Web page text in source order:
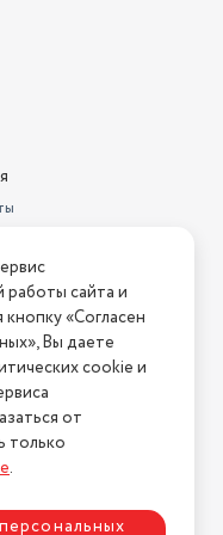
просмотр фото,
Li-Ion
Напишите нам
У нас есть всё!
сайта и
«Согласен
Вы даете
cookie и
от
только
.